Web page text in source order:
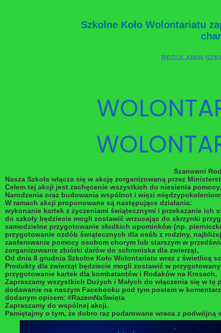
Szkolne Koło Wolontariatu
REGULAMIN
Szanowni
Nasza Szkoła włącza się w akcję zorganizowaną przez
Celem tej akcji jest zachęcenie wszystkich do niesienia
Narodzenia oraz budowania wspólnot i więzi
W ramach akcji proponowane są następujące działania:
wykonanie kartek z życzeniami świątecznymi i przekazanie ich
do szkoły będziecie mogli zostawić wrzucając do skrzynki
samodzielne przygotowanie słodkich upominków (np.
przygotowanie ozdób świątecznych dla osób z rodziny,
zaoferowanie pomocy osobom chorym lub starszym w
zorganizowanie zbiórki darów do schroniska dla zwierząt,
Od dnia 8 grudnia Szkolne Koło Wolontariatu wraz z świetlicą
Produkty dla zwierząt będziecie mogli zostawić w
przygotowanie kartek dla kombatantów i Rodaków na Kresach,
Zapraszamy wszystkich Dużych i Małych do włączenia się w
dodawanie na naszym Facebooku pod tym postem w
dodanym opisem: #RazemNaŚwięta
Zapraszamy do wspólnej akcji.
Pamiętajmy o tym, że dobro raz podarowane wraca z podwójną